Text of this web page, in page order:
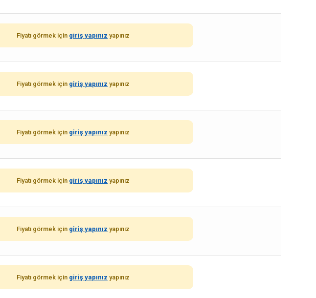
Fiyatı görmek için giriş yapınız yapınız
Fiyatı görmek için giriş yapınız yapınız
Fiyatı görmek için giriş yapınız yapınız
Fiyatı görmek için giriş yapınız yapınız
Fiyatı görmek için giriş yapınız yapınız
Fiyatı görmek için giriş yapınız yapınız